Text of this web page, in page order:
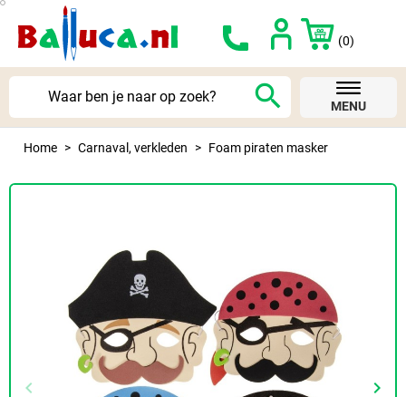
(0)
search MENU
Home Carnaval, verkleden Foam piraten masker
keyboard_arrow_left keyboard_arrow_right